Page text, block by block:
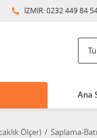
İZMİR: 0232 449 84
Ana
Ölçer) Saplama-